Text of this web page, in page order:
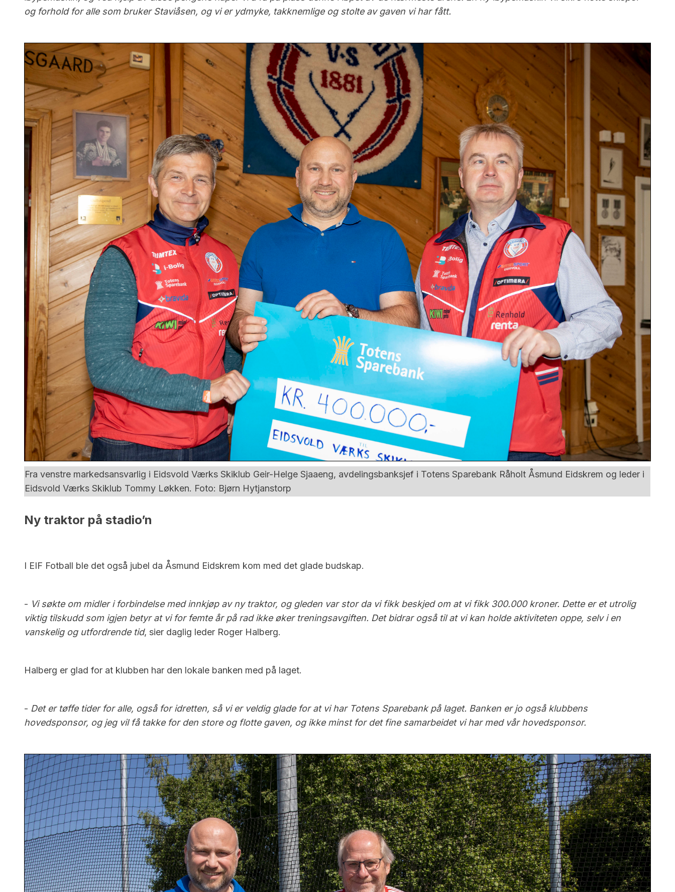
og forhold for alle som bruker Staviåsen, og vi er ydmyke, takknemlige og stolte av gaven vi har fått.
Fra venstre markedsansvarlig i Eidsvold Værks Skiklub Geir-Helge Sjaaeng, avdelingsbanksjef i Totens Sparebank Råholt Åsmund Eidskrem og leder i
Eidsvold Værks Skiklub Tommy Løkken. Foto: Bjørn Hytjanstorp
Ny traktor på stadio’n
I EIF Fotball ble det også jubel da Åsmund Eidskrem kom med det glade budskap.
- Vi søkte om midler i forbindelse med innkjøp av ny traktor, og gleden var stor da vi fikk beskjed om at vi fikk 300.000 kroner. Dette er et utrolig
viktig tilskudd som igjen betyr at vi for femte år på rad ikke øker treningsavgiften. Det bidrar også til at vi kan holde aktiviteten oppe, selv i en
vanskelig og utfordrende tid, sier daglig leder Roger Halberg.
Halberg er glad for at klubben har den lokale banken med på laget.
- Det er tøffe tider for alle, også for idretten, så vi er veldig glade for at vi har Totens Sparebank på laget. Banken er jo også klubbens
hovedsponsor, og jeg vil få takke for den store og flotte gaven, og ikke minst for det fine samarbeidet vi har med vår hovedsponsor.